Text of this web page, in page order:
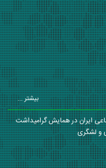
بیشتر ...
ایران در همایش گرامیداشت
و لشگری